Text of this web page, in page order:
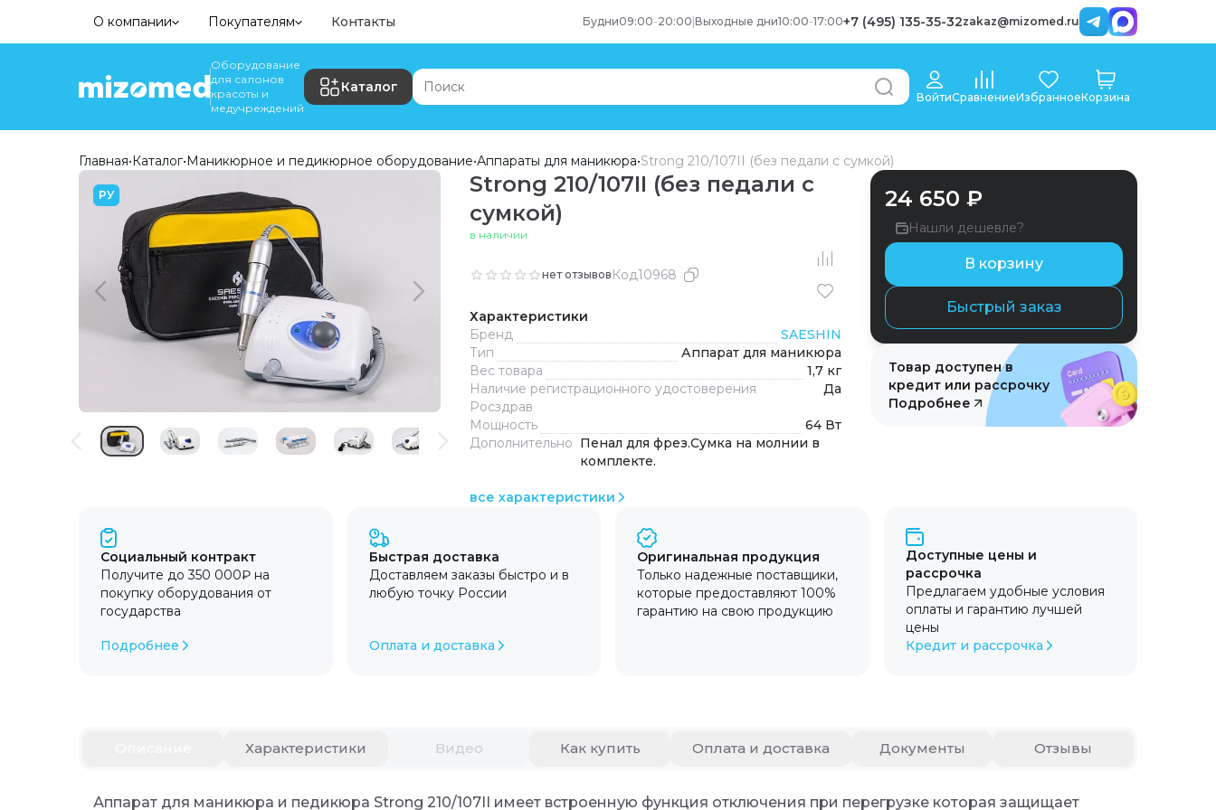
О компании Покупателям Контакты Будни09:00-20:00 Выходные дни10:00-17:00+7 (495) 135-35-32zakaz@mizomed.ru
Оборудование
для салонов
красоты и
медучреждений
Каталог
ВойтиСравнениеИзбранноеКорзина
Главная•Каталог•Маникюрное и педикюрное оборудование•Аппараты для маникюра•Strong 210/107II (без педали с сумкой)
РУ
Strong 210/107II (без педали с
сумкой)
в наличии
нет отзывов Код10968
Характеристики
Бренд
SAESHIN
Тип
Аппарат для маникюра
Вес товара
1,7 кг
Наличие регистрационного удостоверения
Росздрав
Да
Мощность
64 Вт
Дополнительно Пенал для фрез.Сумка на молнии в
комплекте.
все характеристики
24 650 ₽
Нашли дешевле?
В корзину
Быстрый заказ
Товар доступен в
кредит или рассрочку
Подробнее
Социальный контракт
Получите до 350 000₽ на
покупку оборудования от
государства
Подробнее
Быстрая доставка
Доставляем заказы быстро и в
любую точку России
Оплата и доставка
Оригинальная продукция
Только надежные поставщики,
которые предоставляют 100%
гарантию на свою продукцию
Доступные цены и
рассрочка
Предлагаем удобные условия
оплаты и гарантию лучшей
цены
Кредит и рассрочка
Аппарат для маникюра и педикюра Strong 210/107II имеет встроенную функция отключения при перегрузке которая защищает устройство
Характеристики Видео Как купить Оплата и доставка Документы Отзывы
Аппарат для маникюра и педикюра Strong 210/107II имеет встроенную функция отключения при перегрузке которая защищает